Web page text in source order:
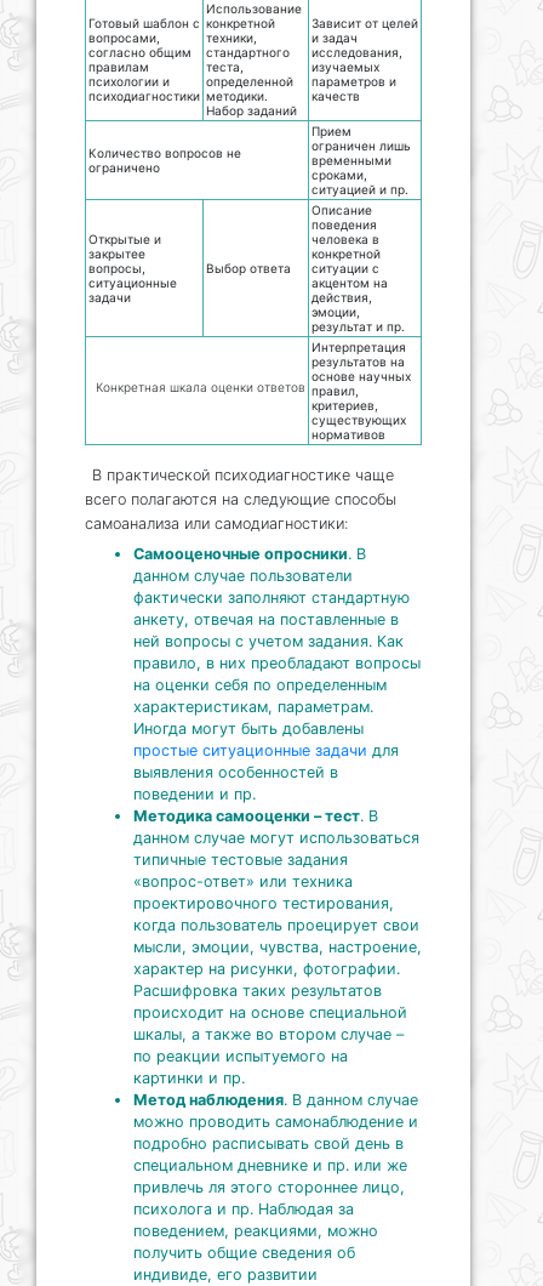
Готовый шаблон с
вопросами,
согласно общим
правилам
психологии и
психодиагностики
Использование
конкретной
техники,
стандартного
теста,
определенной
методики.
Набор заданий
Зависит от целей
и задач
исследования,
изучаемых
параметров и
качеств
Количество вопросов не
ограничено
Прием
ограничен лишь
временными
сроками,
ситуацией и пр.
Открытые и
закрытее
вопросы,
ситуационные
задачи
Выбор ответа
Описание
поведения
человека в
конкретной
ситуации с
акцентом на
действия,
эмоции,
результат и пр.
Конкретная шкала оценки ответов
Интерпретация
результатов на
основе научных
правил,
критериев,
существующих
нормативов
В практической психодиагностике чаще
всего полагаются на следующие способы
самоанализа или самодиагностики:
Самооценочные опросники. В
данном случае пользователи
фактически заполняют стандартную
анкету, отвечая на поставленные в
ней вопросы с учетом задания. Как
правило, в них преобладают вопросы
на оценки себя по определенным
характеристикам, параметрам.
Иногда могут быть добавлены
простые ситуационные задачи для
выявления особенностей в
поведении и пр.
Методика самооценки – тест. В
данном случае могут использоваться
типичные тестовые задания
«вопрос-ответ» или техника
проектировочного тестирования,
когда пользователь проецирует свои
мысли, эмоции, чувства, настроение,
характер на рисунки, фотографии.
Расшифровка таких результатов
происходит на основе специальной
шкалы, а также во втором случае –
по реакции испытуемого на
картинки и пр.
Метод наблюдения. В данном случае
можно проводить самонаблюдение и
подробно расписывать свой день в
специальном дневнике и пр. или же
привлечь ля этого стороннее лицо,
психолога и пр. Наблюдая за
поведением, реакциями, можно
получить общие сведения об
индивиде, его развитии